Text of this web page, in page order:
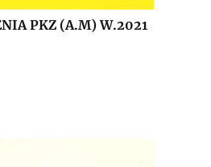
PKZ (A.M) W.2021